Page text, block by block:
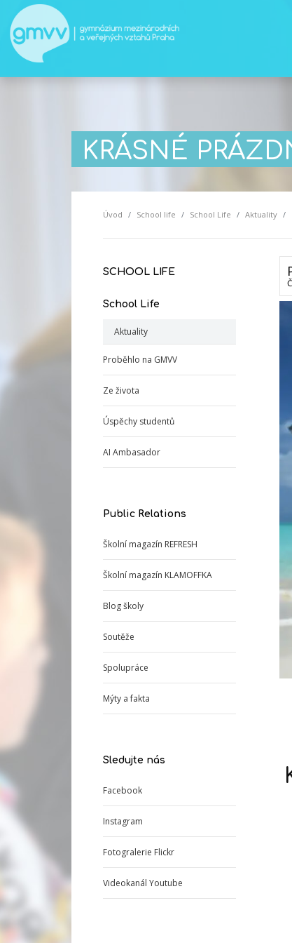
KRÁSNÉ
Úvod School life School Life Aktuality
SCHOOL LIFE
School Life
Aktuality
Proběhlo na GMVV
Ze života
Úspěchy studentů
AI Ambasador
Public Relations
Školní magazín REFRESH
Školní magazín KLAMOFFKA
Blog školy
Soutěže
Spolupráce
Mýty a fakta
Sledujte nás
Facebook
Instagram
Fotogralerie Flickr
Videokanál Youtube